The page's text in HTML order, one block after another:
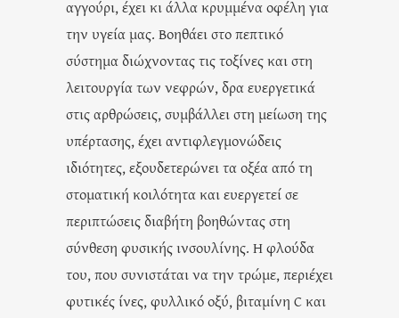
αγγούρι, έχει κι άλλα κρυμμένα οφέλη για
την υγεία μας. Βοηθάει στο πεπτικό
σύστημα διώχνοντας τις τοξίνες και στη
λειτουργία των νεφρών, δρα ευεργετικά
στις αρθρώσεις, συμβάλλει στη μείωση της
υπέρτασης, έχει αντιφλεγμονώδεις
ιδιότητες, εξουδετερώνει τα οξέα από τη
στοματική κοιλότητα και ευεργετεί σε
περιπτώσεις διαβήτη βοηθώντας στη
σύνθεση φυσικής ινσουλίνης. Η φλούδα
του, που συνιστάται να την τρώμε, περιέχει
φυτικές ίνες, φυλλικό οξύ, βιταμίνη C και